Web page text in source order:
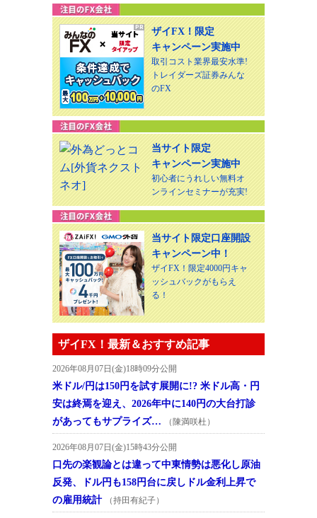
ザイFX！限定
キャンペーン実施中
取引コスト業界最安水準!
トレイダーズ証券みんな
のFX
当サイト限定
キャンペーン実施中
初心者にうれしい無料オ
ンラインセミナーが充実!
当サイト限定口座開設
キャンペーン中！
ザイFX！限定4000円キャ
ッシュバックがもらえ
る！
ザイFX！最新＆おすすめ記事
2026年08月07日(金)18時09分公開
米ドル/円は150円を試す展開に!? 米ドル高・円
安は終焉を迎え、2026年中に140円の大台打診
があってもサプライズ…
（陳満咲杜）
2026年08月07日(金)15時43分公開
口先の楽観論とは違って中東情勢は悪化し原油
反発、ドル円も158円台に戻しドル金利上昇で
の雇用統計
（持田有紀子）